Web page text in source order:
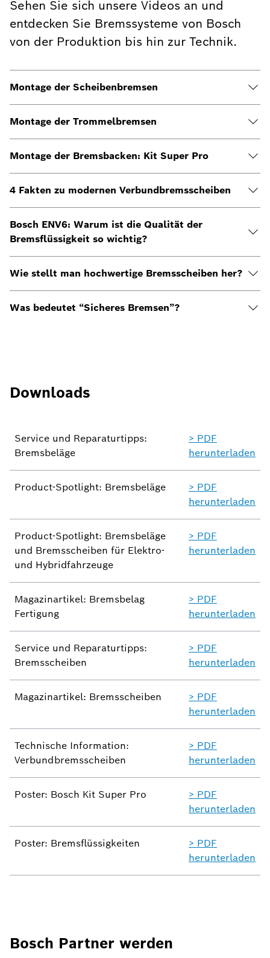
Sehen Sie sich unsere Videos an und
entdecken Sie Bremssysteme von Bosch
von der Produktion bis hin zur Technik.
Montage der Scheibenbremsen
Montage der Trommelbremsen
Montage der Bremsbacken: Kit Super Pro
4 Fakten zu modernen Verbundbremsscheiben
Bosch ENV6: Warum ist die Qualität der
Bremsflüssigkeit so wichtig?
Wie stellt man hochwertige Bremsscheiben her?
Was bedeutet “Sicheres Bremsen”?
Downloads
Service und Reparaturtipps:
Bremsbeläge
> PDF
herunterladen
Product-Spotlight: Bremsbeläge
> PDF
herunterladen
Product-Spotlight: Bremsbeläge
und Bremsscheiben für Elektro-
und Hybridfahrzeuge
> PDF
herunterladen
Magazinartikel: Bremsbelag
Fertigung
> PDF
herunterladen
Service und Reparaturtipps:
Bremsscheiben
> PDF
herunterladen
Magazinartikel: Bremsscheiben
> PDF
herunterladen
Technische Information:
Verbundbremsscheiben
> PDF
herunterladen
Poster: Bosch Kit Super Pro
> PDF
herunterladen
Poster: Bremsflüssigkeiten
> PDF
herunterladen
Bosch Partner werden